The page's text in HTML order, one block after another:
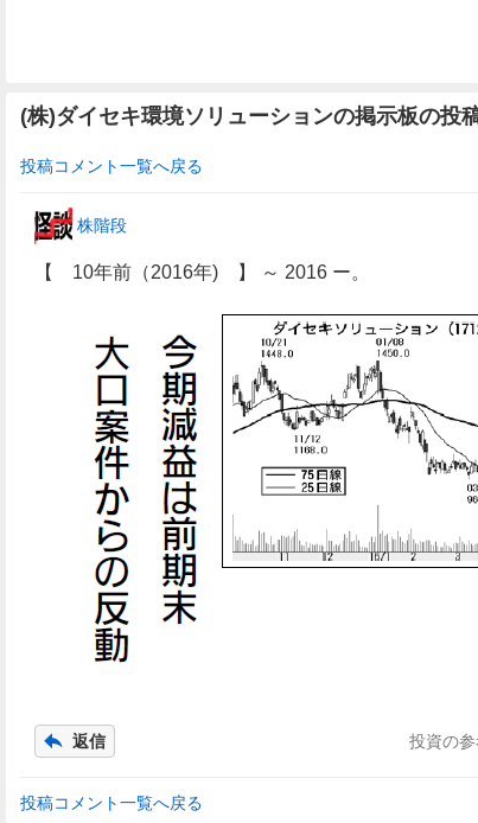
(株)ダイセキ環境ソリューションの掲示板の投
投稿コメント一覧へ戻る
株階段
【 10年前（2016年) 】 ～ 2016 ー。
返信 投資の
投稿コメント一覧へ戻る